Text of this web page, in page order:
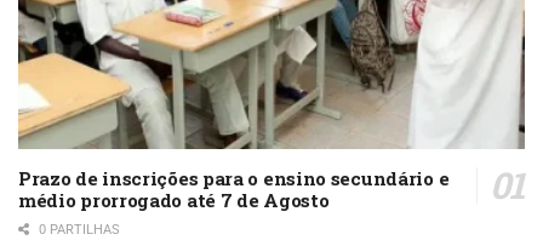
Prazo de inscrições para o ensino secundário e
médio prorrogado até 7 de Agosto
0 PARTILHAS